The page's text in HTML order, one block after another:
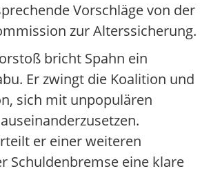
Vorschläge von der
zur Alterssicherung.
bricht Spahn ein
Er zwingt die Koalition und
sich mit unpopulären
er einer weiteren
Schuldenbremse eine klare